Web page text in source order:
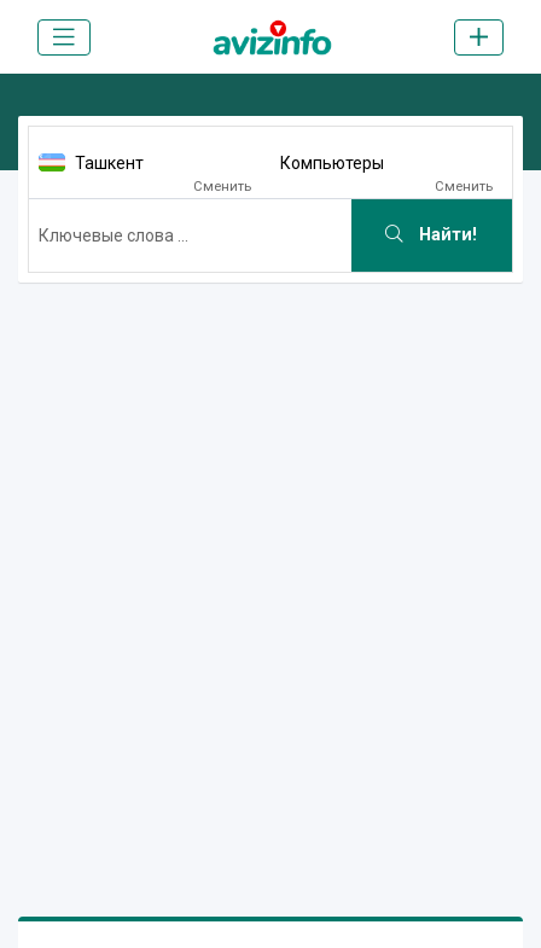
Ташкент
Сменить
Компьютеры
Сменить
Найти!